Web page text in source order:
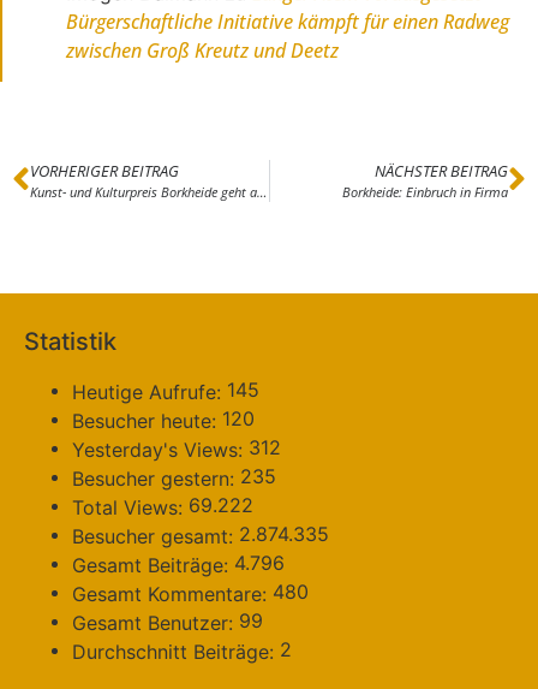
Bürgerschaftliche Initiative kämpft für einen Radweg
zwischen Groß Kreutz und Deetz
VORHERIGER BEITRAG
Kunst- und Kulturpreis Borkheide geht an drei Frauen
NÄCHSTER BEITRAG
Borkheide: Einbruch in Firma
Statistik
Heutige Aufrufe: 145
Besucher heute: 120
Yesterday's Views: 312
Besucher gestern: 235
Total Views: 69.222
Besucher gesamt: 2.874.335
Gesamt Beiträge: 4.796
Gesamt Kommentare: 480
Gesamt Benutzer: 99
Durchschnitt Beiträge: 2